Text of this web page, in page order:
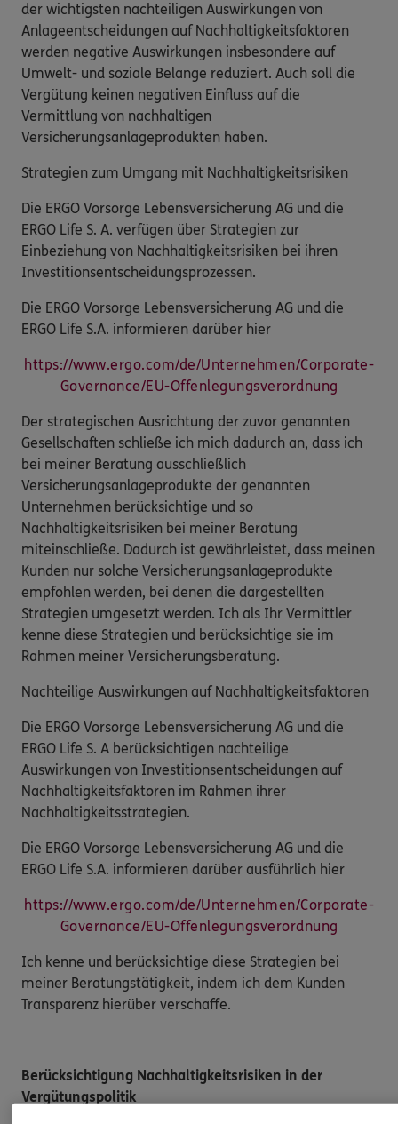
der wichtigsten nachteiligen Auswirkungen von
Anlageentscheidungen auf Nachhaltigkeitsfaktoren
werden negative Auswirkungen insbesondere auf
Umwelt- und soziale Belange reduziert. Auch soll die
Vergütung keinen negativen Einfluss auf die
Vermittlung von nachhaltigen
Versicherungsanlageprodukten haben.
Strategien zum Umgang mit Nachhaltigkeitsrisiken
Die ERGO Vorsorge Lebensversicherung AG und die
ERGO Life S. A. verfügen über Strategien zur
Einbeziehung von Nachhaltigkeitsrisiken bei ihren
Investitionsentscheidungsprozessen.
Die ERGO Vorsorge Lebensversicherung AG und die
ERGO Life S.A. informieren darüber hier
https://www.ergo.com/de/Unternehmen/Corporate-
Governance/EU-Offenlegungsverordnung
Der strategischen Ausrichtung der zuvor genannten
Gesellschaften schließe ich mich dadurch an, dass ich
bei meiner Beratung ausschließlich
Versicherungsanlageprodukte der genannten
Unternehmen berücksichtige und so
Nachhaltigkeitsrisiken bei meiner Beratung
miteinschließe. Dadurch ist gewährleistet, dass meinen
Kunden nur solche Versicherungsanlageprodukte
empfohlen werden, bei denen die dargestellten
Strategien umgesetzt werden. Ich als Ihr Vermittler
kenne diese Strategien und berücksichtige sie im
Rahmen meiner Versicherungsberatung.
Nachteilige Auswirkungen auf Nachhaltigkeitsfaktoren
Die ERGO Vorsorge Lebensversicherung AG und die
ERGO Life S. A berücksichtigen nachteilige
Auswirkungen von Investitionsentscheidungen auf
Nachhaltigkeitsfaktoren im Rahmen ihrer
Nachhaltigkeitsstrategien.
Die ERGO Vorsorge Lebensversicherung AG und die
ERGO Life S.A. informieren darüber ausführlich hier
https://www.ergo.com/de/Unternehmen/Corporate-
Governance/EU-Offenlegungsverordnung
Ich kenne und berücksichtige diese Strategien bei
meiner Beratungstätigkeit, indem ich dem Kunden
Transparenz hierüber verschaffe.
Berücksichtigung Nachhaltigkeitsrisiken in der
Vergütungspolitik